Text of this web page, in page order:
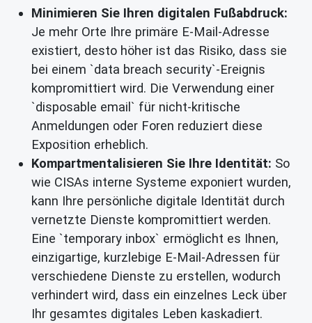
Minimieren Sie Ihren digitalen Fußabdruck:
Je mehr Orte Ihre primäre E-Mail-Adresse
existiert, desto höher ist das Risiko, dass sie
bei einem `data breach security`-Ereignis
kompromittiert wird. Die Verwendung einer
`disposable email` für nicht-kritische
Anmeldungen oder Foren reduziert diese
Exposition erheblich.
Kompartmentalisieren Sie Ihre Identität: So
wie CISAs interne Systeme exponiert wurden,
kann Ihre persönliche digitale Identität durch
vernetzte Dienste kompromittiert werden.
Eine `temporary inbox` ermöglicht es Ihnen,
einzigartige, kurzlebige E-Mail-Adressen für
verschiedene Dienste zu erstellen, wodurch
verhindert wird, dass ein einzelnes Leck über
Ihr gesamtes digitales Leben kaskadiert.